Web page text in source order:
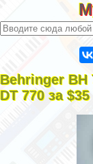
Behringer
DT 770 за $35